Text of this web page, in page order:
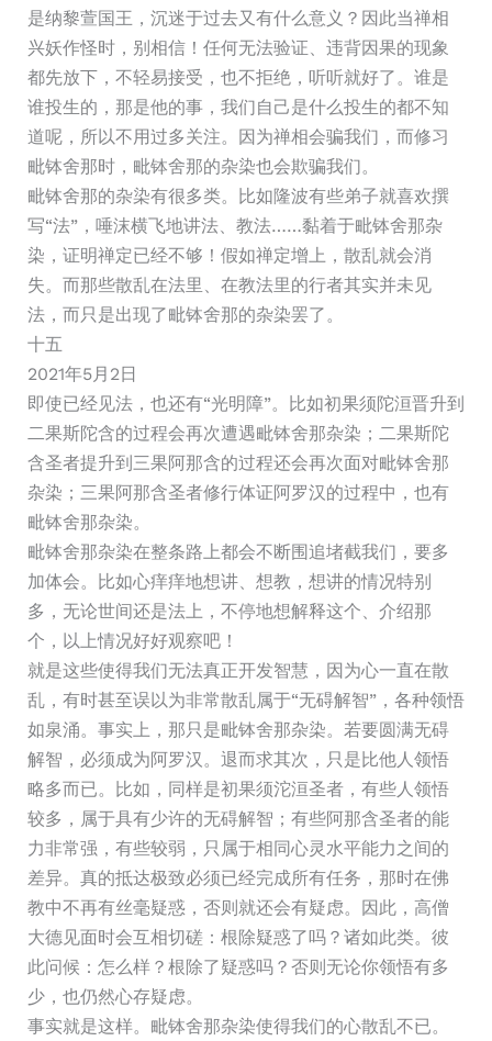
是纳黎萱国王，沉迷于过去又有什么意义？因此当禅相
兴妖作怪时，别相信！任何无法验证、违背因果的现象
都先放下，不轻易接受，也不拒绝，听听就好了。谁是
谁投生的，那是他的事，我们自己是什么投生的都不知
道呢，所以不用过多关注。因为禅相会骗我们，而修习
毗钵舍那时，毗钵舍那的杂染也会欺骗我们。
毗钵舍那的杂染有很多类。比如隆波有些弟子就喜欢撰
写“法”，唾沫横飞地讲法、教法……黏着于毗钵舍那杂
染，证明禅定已经不够！假如禅定增上，散乱就会消
失。而那些散乱在法里、在教法里的行者其实并未见
法，而只是出现了毗钵舍那的杂染罢了。
十五
2021年5月2日
即使已经见法，也还有“光明障”。比如初果须陀洹晋升到
二果斯陀含的过程会再次遭遇毗钵舍那杂染；二果斯陀
含圣者提升到三果阿那含的过程还会再次面对毗钵舍那
杂染；三果阿那含圣者修行体证阿罗汉的过程中，也有
毗钵舍那杂染。
毗钵舍那杂染在整条路上都会不断围追堵截我们，要多
加体会。比如心痒痒地想讲、想教，想讲的情况特别
多，无论世间还是法上，不停地想解释这个、介绍那
个，以上情况好好观察吧！
就是这些使得我们无法真正开发智慧，因为心一直在散
乱，有时甚至误以为非常散乱属于“无碍解智”，各种领悟
如泉涌。事实上，那只是毗钵舍那杂染。若要圆满无碍
解智，必须成为阿罗汉。退而求其次，只是比他人领悟
略多而已。比如，同样是初果须沱洹圣者，有些人领悟
较多，属于具有少许的无碍解智；有些阿那含圣者的能
力非常强，有些较弱，只属于相同心灵水平能力之间的
差异。真的抵达极致必须已经完成所有任务，那时在佛
教中不再有丝毫疑惑，否则就还会有疑虑。因此，高僧
大德见面时会互相切磋：根除疑惑了吗？诸如此类。彼
此问候：怎么样？根除了疑惑吗？否则无论你领悟有多
少，也仍然心存疑虑。
事实就是这样。毗钵舍那杂染使得我们的心散乱不已。